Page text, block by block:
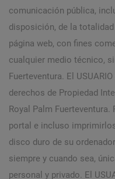
comunicación pública,
disposición, de la
página web, con fines
cualquier medio técnico,
Fuerteventura. El
derechos de Propiedad
Royal Palm
portal e incluso
disco duro de su
siempre y cuando sea,
personal y privado. El